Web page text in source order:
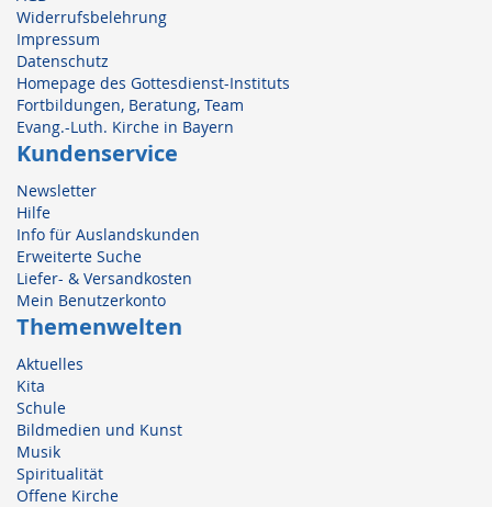
Widerrufsbelehrung
Impressum
Datenschutz
Homepage des Gottesdienst-Instituts
Fortbildungen, Beratung, Team
Evang.-Luth. Kirche in Bayern
Kundenservice
Newsletter
Hilfe
Info für Auslandskunden
Erweiterte Suche
Liefer- & Versandkosten
Mein Benutzerkonto
Themenwelten
Aktuelles
Kita
Schule
Bildmedien und Kunst
Musik
Spiritualität
Offene Kirche